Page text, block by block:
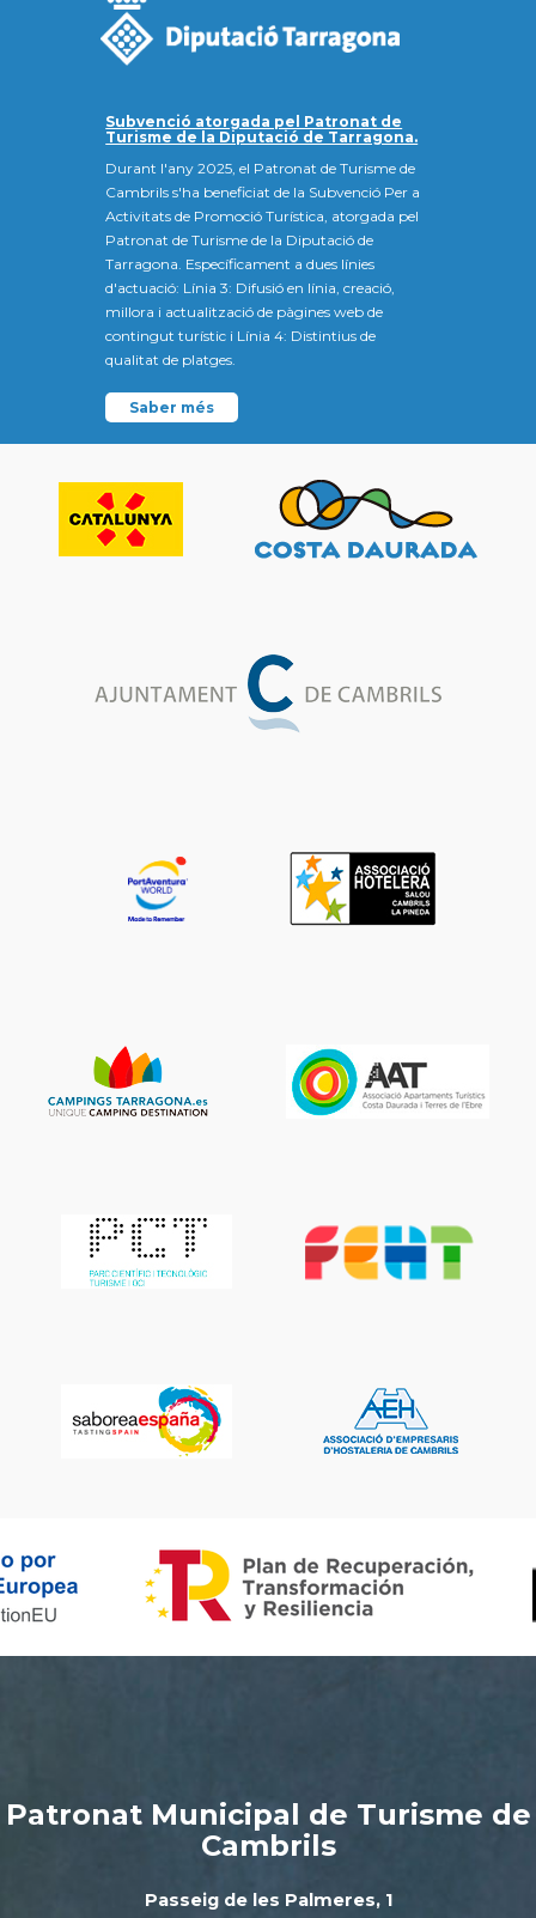
Subvenció atorgada pel Patronat de
Turisme de la Diputació de Tarragona.
Durant l'any 2025, el Patronat de Turisme de
Cambrils s'ha beneficiat de la Subvenció Per a
Activitats de Promoció Turística, atorgada pel
Patronat de Turisme de la Diputació de
Tarragona. Específicament a dues línies
d'actuació: Línia 3: Difusió en línia, creació,
millora i actualització de pàgines web de
contingut turístic i Línia 4: Distintius de
qualitat de platges.
Saber més
Patronat Municipal de Turisme de
Cambrils
Passeig de les Palmeres, 1